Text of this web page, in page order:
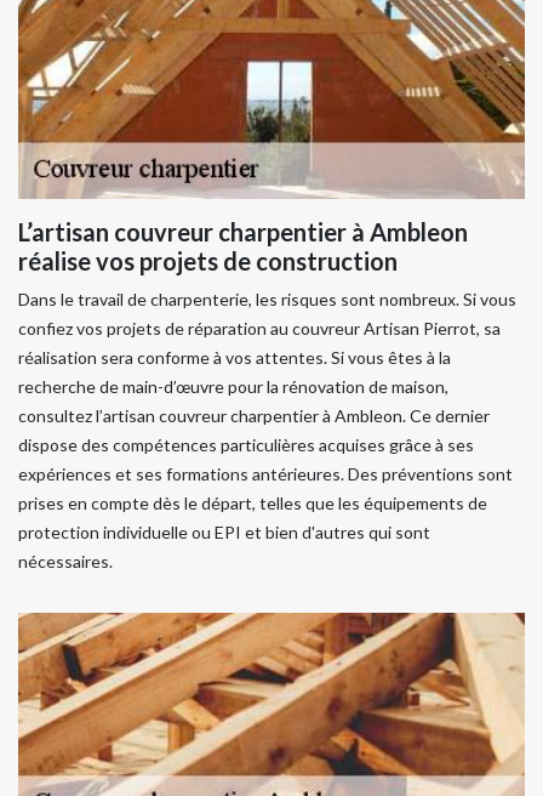
L’artisan couvreur charpentier à Ambleon
réalise vos projets de construction
Dans le travail de charpenterie, les risques sont nombreux. Si vous
confiez vos projets de réparation au couvreur Artisan Pierrot, sa
réalisation sera conforme à vos attentes. Si vous êtes à la
recherche de main-d’œuvre pour la rénovation de maison,
consultez l’artisan couvreur charpentier à Ambleon. Ce dernier
dispose des compétences particulières acquises grâce à ses
expériences et ses formations antérieures. Des préventions sont
prises en compte dès le départ, telles que les équipements de
protection individuelle ou EPI et bien d'autres qui sont
nécessaires.